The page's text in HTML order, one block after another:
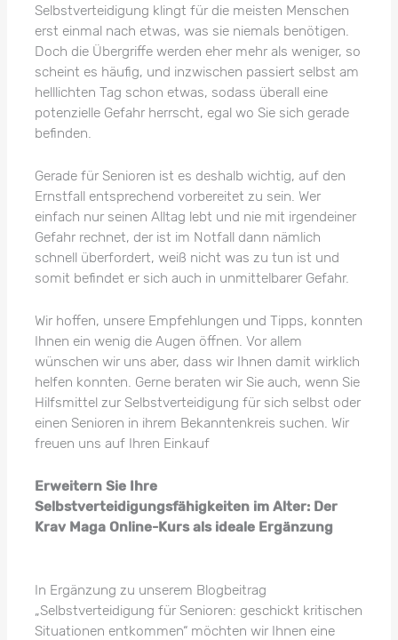
Selbstverteidigung klingt für die meisten Menschen
erst einmal nach etwas, was sie niemals benötigen.
Doch die Übergriffe werden eher mehr als weniger, so
scheint es häufig, und inzwischen passiert selbst am
helllichten Tag schon etwas, sodass überall eine
potenzielle Gefahr herrscht, egal wo Sie sich gerade
befinden.
Gerade für Senioren ist es deshalb wichtig, auf den
Ernstfall entsprechend vorbereitet zu sein. Wer
einfach nur seinen Alltag lebt und nie mit irgendeiner
Gefahr rechnet, der ist im Notfall dann nämlich
schnell überfordert, weiß nicht was zu tun ist und
somit befindet er sich auch in unmittelbarer Gefahr.
Wir hoffen, unsere Empfehlungen und Tipps, konnten
Ihnen ein wenig die Augen öffnen. Vor allem
wünschen wir uns aber, dass wir Ihnen damit wirklich
helfen konnten. Gerne beraten wir Sie auch, wenn Sie
Hilfsmittel zur Selbstverteidigung für sich selbst oder
einen Senioren in ihrem Bekanntenkreis suchen. Wir
freuen uns auf Ihren Einkauf
Erweitern Sie Ihre
Selbstverteidigungsfähigkeiten im Alter: Der
Krav Maga Online-Kurs als ideale Ergänzung
In Ergänzung zu unserem Blogbeitrag
„Selbstverteidigung für Senioren: geschickt kritischen
Situationen entkommen“ möchten wir Ihnen eine